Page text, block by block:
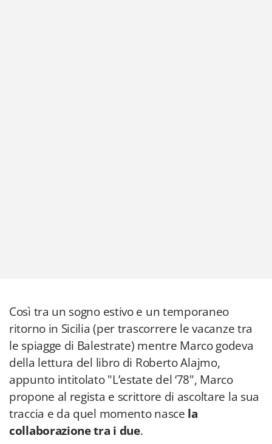
Così tra un sogno estivo e un temporaneo
ritorno in Sicilia (per trascorrere le vacanze tra
le spiagge di Balestrate) mentre Marco godeva
della lettura del libro di Roberto Alajmo,
appunto intitolato "L’estate del ‘78", Marco
propone al regista e scrittore di ascoltare la sua
traccia e da quel momento nasce la
collaborazione tra i due.